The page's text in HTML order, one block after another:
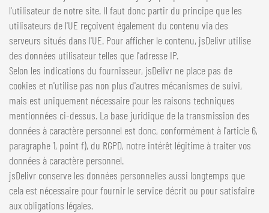
l'utilisateur de notre site. Il faut donc partir du principe que les
utilisateurs de l'UE reçoivent également du contenu via des
serveurs situés dans l'UE. Pour afficher le contenu, jsDelivr utilise
des données utilisateur telles que l'adresse IP.
Selon les indications du fournisseur, jsDelivr ne place pas de
cookies et n'utilise pas non plus d'autres mécanismes de suivi,
mais est uniquement nécessaire pour les raisons techniques
mentionnées ci-dessus. La base juridique de la transmission des
données à caractère personnel est donc, conformément à l'article 6,
paragraphe 1, point f), du RGPD, notre intérêt légitime à traiter vos
données à caractère personnel.
jsDelivr conserve les données personnelles aussi longtemps que
cela est nécessaire pour fournir le service décrit ou pour satisfaire
aux obligations légales.